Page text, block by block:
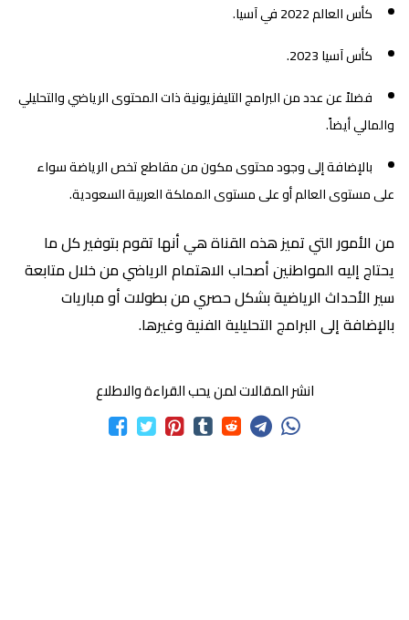
كأس العالم 2022 في آسيا.
كأس آسيا 2023.
فضلاً عن عدد من البرامج التليفزيونية ذات المحتوى الرياضي والتحليلي
والمالي أيضاً.
بالإضافة إلى وجود محتوى مكون من مقاطع تخص الرياضة سواء
على مستوى العالم أو على مستوى المملكة العربية السعودية.
من الأمور التي تميز هذه القناة هي أنها تقوم بتوفير كل ما
يحتاج إليه المواطنين أصحاب الاهتمام الرياضي من خلال متابعة
سير الأحداث الرياضية بشكل حصري من بطولات أو مباريات
بالإضافة إلى البرامج التحليلية الفنية وغيرها.
انشر المقالات لمن يحب القراءة والاطلاع